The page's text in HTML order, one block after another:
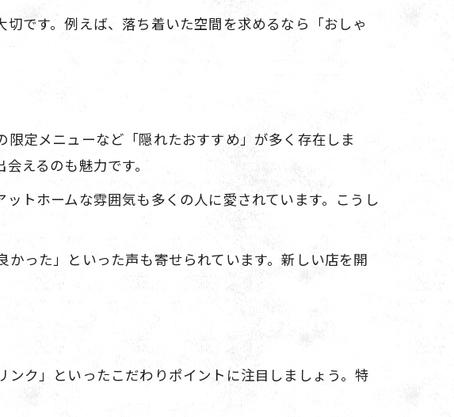
る理由
会術
むコツ
びから
です。例えば、落ち着いた空間を求めるなら「おしゃ
定メニューなど「隠れたおすすめ」が多く存在しま
えるのも魅力です。
トホームな雰囲気も多くの人に愛されています。こうし
った」といった声も寄せられています。新しい店を開
ク」といったこだわりポイントに注目しましょう。特